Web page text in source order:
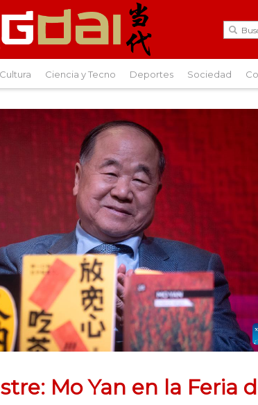
Cultura Ciencia y Tecno Deportes Sociedad
Mo Yan en la Feria